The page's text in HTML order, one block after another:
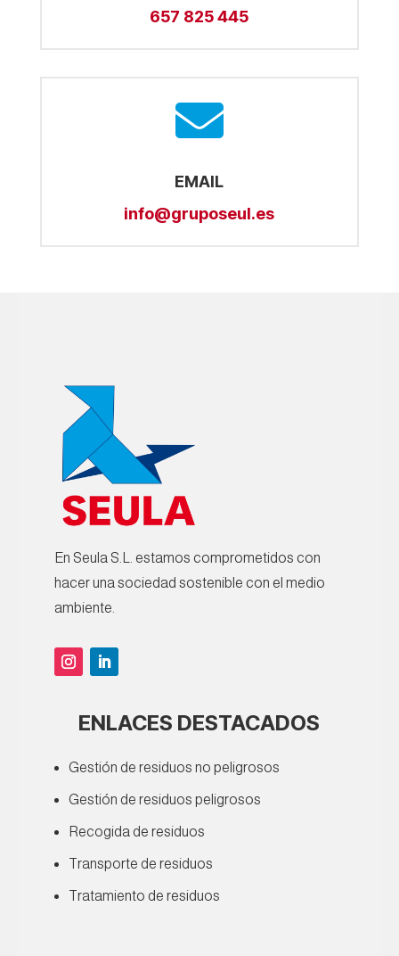
657 825 445

EMAIL
info@gruposeul.es
En Seula S.L. estamos comprometidos con
hacer una sociedad sostenible con el medio
ambiente.
ENLACES DESTACADOS
Gestión de residuos no peligrosos
Gestión de residuos peligrosos
Recogida de residuos
Transporte de residuos
Tratamiento de residuos